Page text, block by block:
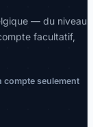
— du niveau
facultatif,
compte seulement